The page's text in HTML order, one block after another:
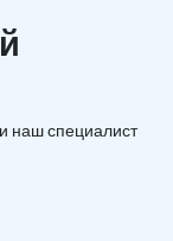
наш специалист